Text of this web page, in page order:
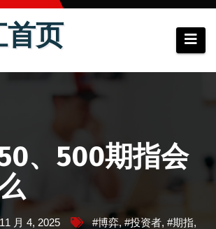
首页
、500期指会
11 月 4, 2025 #博弈, #投资者, #期指,